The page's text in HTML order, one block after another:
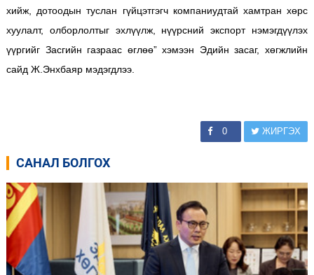
хийж, дотоодын туслан гүйцэтгэгч компаниудтай хамтран хөрс
хуулалт, олборлолтыг эхлүүлж, нүүрсний экспорт нэмэгдүүлэх
үүргийг Засгийн газраас өглөө” хэмээн Эдийн засаг, хөгжлийн
сайд Ж.Энхбаяр мэдэгдлээ.
0 ЖИРГЭХ
САНАЛ БОЛГОХ